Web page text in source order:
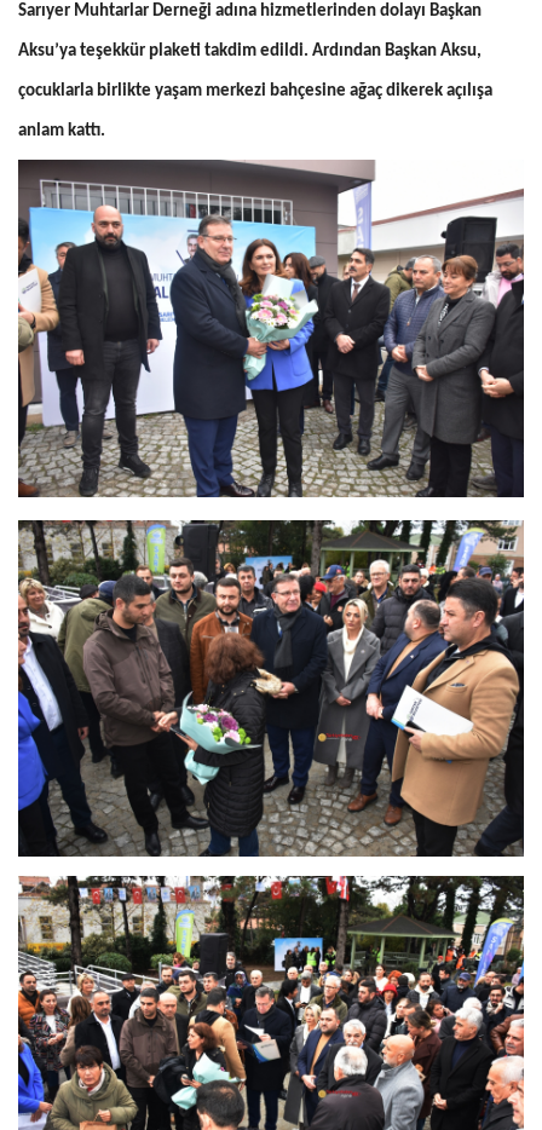
Sarıyer Muhtarlar Derneği adına hizmetlerinden dolayı Başkan
Aksu’ya teşekkür plaketi takdim edildi. Ardından Başkan Aksu,
çocuklarla birlikte yaşam merkezi bahçesine ağaç dikerek açılışa
anlam kattı.